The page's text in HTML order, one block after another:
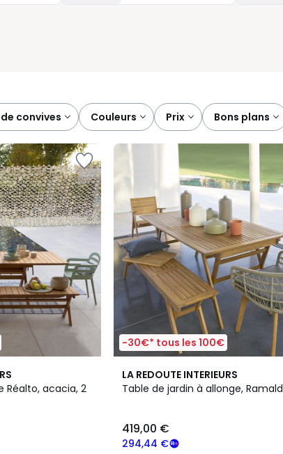
de convives couleurs prix bons plans
Réalto, acacia, 2
-30€* tous les 100€
LA REDOUTE INTERIEURS
Table de jardin à allonge,
294,44 €
419,00 €
3,7
/ 5